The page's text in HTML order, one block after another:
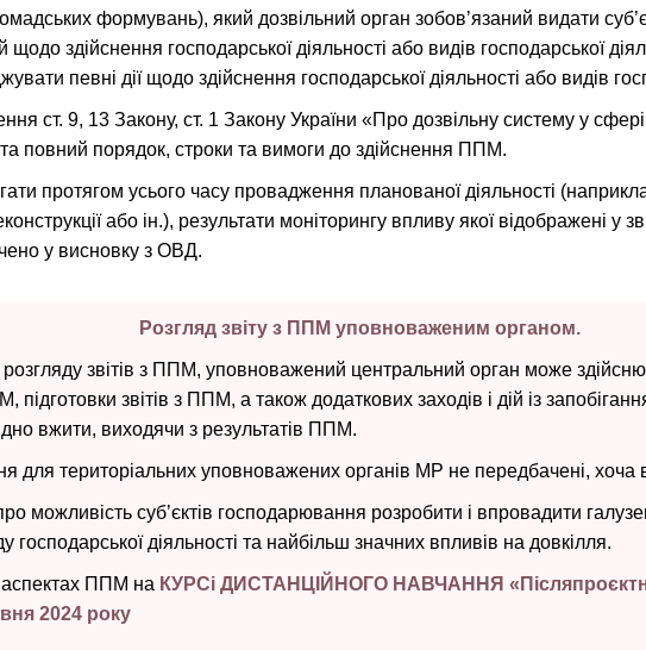
формувань), який дозвільний орган зобов’язаний видати
здійснення господарської діяльності або видів господарської
певні дії щодо здійснення господарської діяльності або видів
ст. 9, 13 Закону, ст. 1 Закону України «Про дозвільну систему у сфері
повний порядок, строки та вимоги до здійснення ППМ.
протягом усього часу провадження планованої діяльності
або ін.), результати моніторингу впливу якої відображені у
у висновку з ОВД.
Розгляд звіту з ППМ уповноваженим органом.
звітів з ППМ, уповноважений центральний орган може
звітів з ППМ, а також додаткових заходів і дій із
вжити, виходячи з результатів ППМ.
для територіальних уповноважених органів МР не передбачені, хоча
можливість суб’єктів господарювання розробити і впровадити
діяльності та найбільш значних впливів на довкілля.
ППМ на КУРСі ДИСТАНЦІЙНОГО НАВЧАННЯ
2024 року